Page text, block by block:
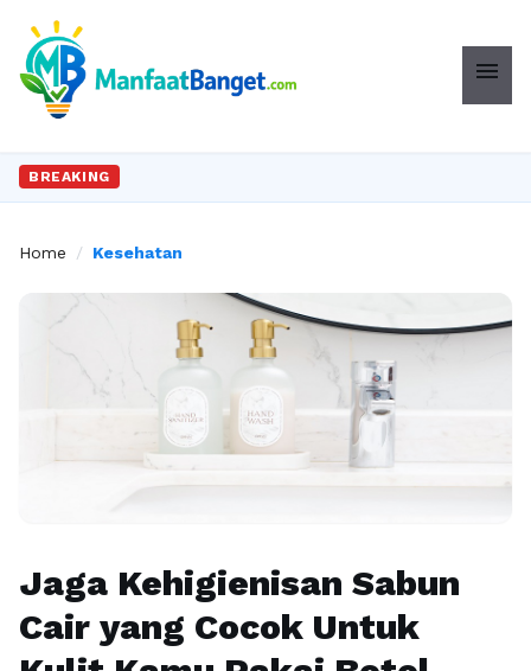
menu
BREAKING
Home / Kesehatan
Jaga Kehigienisan Sabun
Cair yang Cocok Untuk